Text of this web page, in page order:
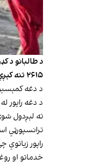
۲۶۱۵ تنه کېږي، په جبري توګه هېواد ته ستنې کړل شوې دي.
د دغه
ترانسپورټي